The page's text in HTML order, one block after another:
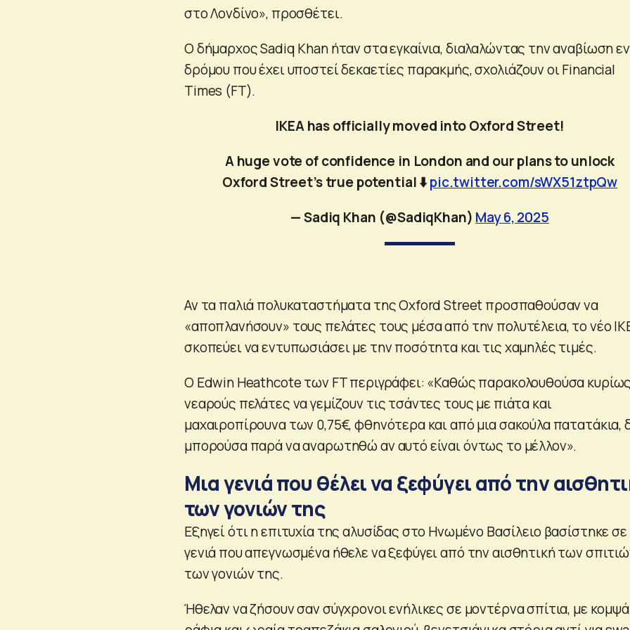
στο Λονδίνο», προσθέτει.
Ο δήμαρχος Sadiq Khan ήταν στα εγκαίνια, διαλαλώντας την αναβίωση
δρόμου που έχει υποστεί δεκαετίες παρακμής, σχολιάζουν οι Financial
Times (FT).
IKEA has officially moved into Oxford Street!
A huge vote of confidence in London and our plans to unlock
Oxford Street’s true potential ⬇️pic.twitter.com/sWX51ztpQw
— Sadiq Khan (@SadiqKhan) May 6, 2025
Αν τα παλιά πολυκαταστήματα της Oxford Street προσπαθούσαν να
«αποπλανήσουν» τους πελάτες τους μέσα από την πολυτέλεια, το νέο
σκοπεύει να εντυπωσιάσει με την ποσότητα και τις χαμηλές τιμές.
Ο Edwin Heathcote των FT περιγράφει: «Καθώς παρακολουθούσα
νεαρούς πελάτες να γεμίζουν τις τσάντες τους με πιάτα και
μαχαιροπίρουνα των 0,75€, φθηνότερα και από μια σακούλα πατατάκια,
μπορούσα παρά να αναρωτηθώ αν αυτό είναι όντως το μέλλον».
Μια γενιά που θέλει να ξεφύγει από την
των γονιών της
Εξηγεί ότι η επιτυχία της αλυσίδας στο Ηνωμένο Βασίλειο βασίστηκε σε
γενιά που απεγνωσμένα ήθελε να ξεφύγει από την αισθητική των
των γονιών της.
Ήθελαν να ζήσουν σαν σύγχρονοι ενήλικες σε μοντέρνα σπίτια, με κομψά